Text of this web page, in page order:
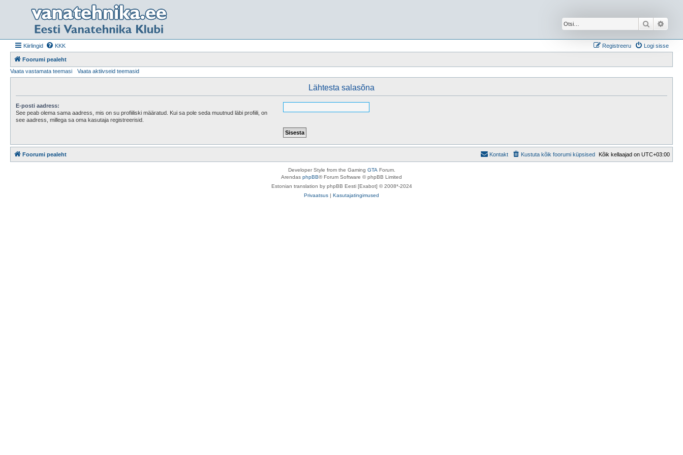
Otsi
Kiirlingid KKK Logi sisse
Registreeru
Foorumi pealeht
Vaata vastamata teemasi
Vaata aktiivseid teemasid
Lähtesta salasõna
E-posti aadress:
See peab olema sama aadress, mis on su profiiliski määratud. Kui sa pole seda muutnud läbi profiili, on
see aadress, millega sa oma kasutaja registreerisid.
Foorumi pealeht Kõik kellaajad on UTC+03:00
Kustuta kõik foorumi küpsised
Kontakt
Developer Style from the Gaming GTA Forum.
Arendas phpBB® Forum Software © phpBB Limited
Estonian translation by phpBB Eesti [Exabot] © 2008*-2024
Privaatsus | Kasutajatingimused